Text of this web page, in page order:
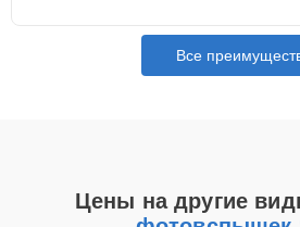
Все
Цены на другие